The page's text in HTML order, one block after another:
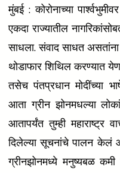
मुंबई :कोरोनाच्या
एकदा राज्यातील
साधला. संवाद साधत
थोडाफार शिथिल करण्यात
तसेच पंतप्रधान मोदींच्या
आता ग्रीन झोनमधल्या
आतापर्यंत तुम्ही महाराष्ट्र
दिलेल्या सूचनांचे पालन केलं
ग्रीनझोनमध्ये मनुष्यबळ कमी